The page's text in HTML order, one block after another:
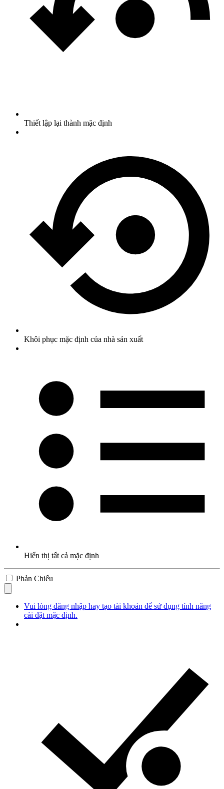
Thiết lập lại thành mặc định
Khôi phục mặc định của nhà sản xuất
Hiển thị tất cả mặc định
Phản Chiếu
Vui lòng đăng nhập hay tạo tài khoản để sử dụng tính năng
cài đặt mặc định.